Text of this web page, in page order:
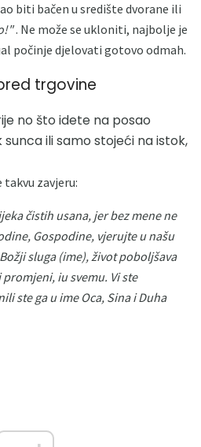
biti bačen u središte dvorane ili
. Ne može se ukloniti, najbolje je
počinje djelovati gotovo odmah.
trgovine
no što idete na posao
sunca ili samo stojeći na istok,
zavjeru:
čistih usana, jer bez mene ne
Gospodine, vjerujte u našu
sluga (ime), život poboljšava
iu svemu. Vi ste
ste ga u ime Oca, Sina i Duha